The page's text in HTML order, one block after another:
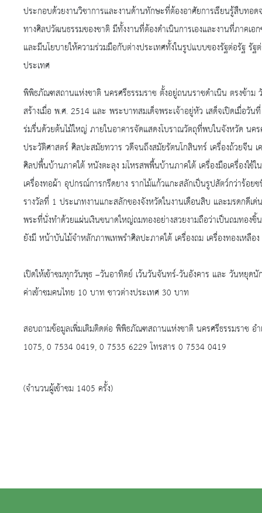
ประกอบด้วยงานวิชาการและงานด้านทักษะที่ต้องอาศัยการเรียนรู้สืบทอ
ทางศิลปวัฒนธรรมของชาติ มีทั้งงานที่ต้องดำเนินการเองและงานที่ภาคเ
และมีนโยบายให้ความร่วมมือกับต่างประเทศทั้งในรูปแบบของรัฐต่อรัฐ รั
ประเทศ
พิพิธภัณฑสถานแห่งชาติ นครศรีธรรมราช ตั้งอยู่ถนนราชดำเนิน ตรงข้าม
สร้างเมื่อ พ.ศ. 2514 และ พระบาทสมเด็จพระเจ้าอยู่หัว เสด็จเปิดเมื่อ
ร่มรื่นด้วยต้นไม้ใหญ่ ภายในอาคารจัดแสดงโบราณวัตถุที่พบในจังหวัด นค
ประวัติศาสตร์ ศิลปะสมัยทวาร วดีจนถึงสมัยรัตนโกสินทร์ เครื่องถ้วยจีน
ศิลปพื้นบ้านภาคใต้ หนังตะลุง มโหรสพพื้นบ้านภาคใต้ เครื่องมือเครื่องใช้
เครื่องทอผ้า อุปกรณ์การกรีดยาง รากไม้แก้วแกะสลักเป็นรูปสัตว์กว่าร้อ
รางวัลที่ 1 ประเภทงานแกะสลักของจังหวัดในงานเดือนสิบ และมรดกดีเ
พระที่นั่งทำด้วยแผ่นเงินขนาดใหญ่ถมทองอย่างสวยงามถือว่าเป็นถมทอง
ยังมี หน้าบันไม้จำหลักภาพเทพรำศิลปะภาคใต้ เครื่องถม เครื่องทองเหลื
เปิดให้เข้าชมทุกวันพุธ –วันอาทิตย์ เว้นวันจันทร์-วันอังคาร และ วันหยุด
ค่าเข้าชมคนไทย 10 บาท ชาวต่างประเทศ 30 บาท
สอบถามข้อมูลเพิ่มเติมติดต่อ พิพิธภัณฑสถานแห่งชาติ นครศรีธรรมราช อ
1075, 0 7534 0419, 0 7535 6229 โทรสาร 0 7534 0419
(จำนวนผู้เข้าชม 1405 ครั้ง)